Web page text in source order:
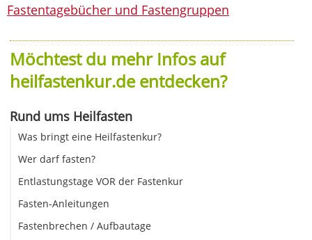
Fastentagebücher und Fastengruppen
Möchtest du mehr Infos auf
heilfastenkur.de entdecken?
Rund ums Heilfasten
Was bringt eine Heilfastenkur?
Wer darf fasten?
Entlastungstage VOR der Fastenkur
Fasten-Anleitungen
Fastenbrechen / Aufbautage